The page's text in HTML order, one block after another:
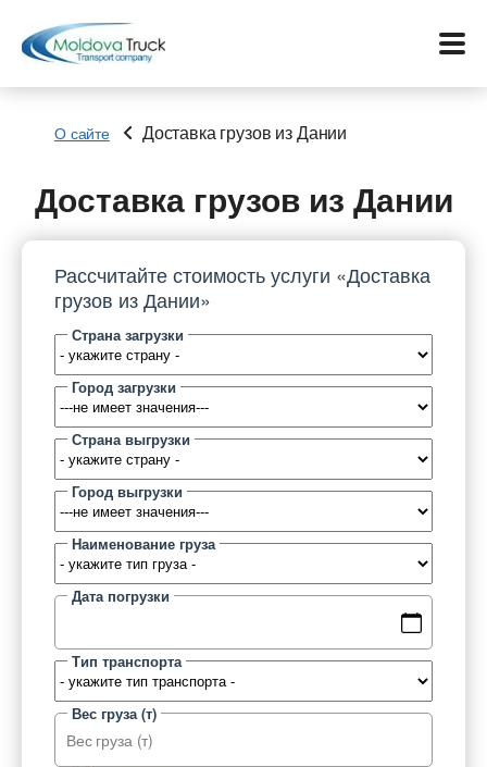
Меню
Перевозки
Услуги
Контакты
Биржа
Язык:
О сайте Доставка грузов из Дании
Доставка грузов из Дании
Рассчитайте стоимость услуги «Доставка
грузов из Дании»
Страна загрузки
Город загрузки
Страна выгрузки
Город выгрузки
Наименование груза
Дата погрузки
Тип транспорта
Вес груза (т)